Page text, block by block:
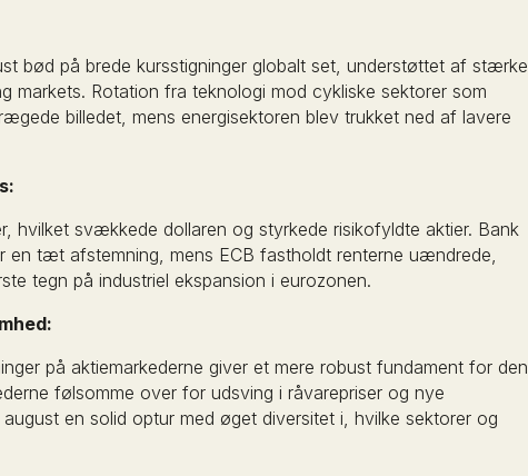
bød på brede kursstigninger globalt set, understøttet af stærke
markets. Rotation fra teknologi mod cykliske sektorer som
billedet, mens energisektoren blev trukket ned af lavere
hvilket svækkede dollaren og styrkede risikofyldte aktier. Bank
tæt afstemning, mens ECB fastholdt renterne uændrede,
tegn på industriel ekspansion i eurozonen.
på aktiemarkederne giver et mere robust fundament for den
følsomme over for udsving i råvarepriser og nye
en solid optur med øget diversitet i, hvilke sektorer og